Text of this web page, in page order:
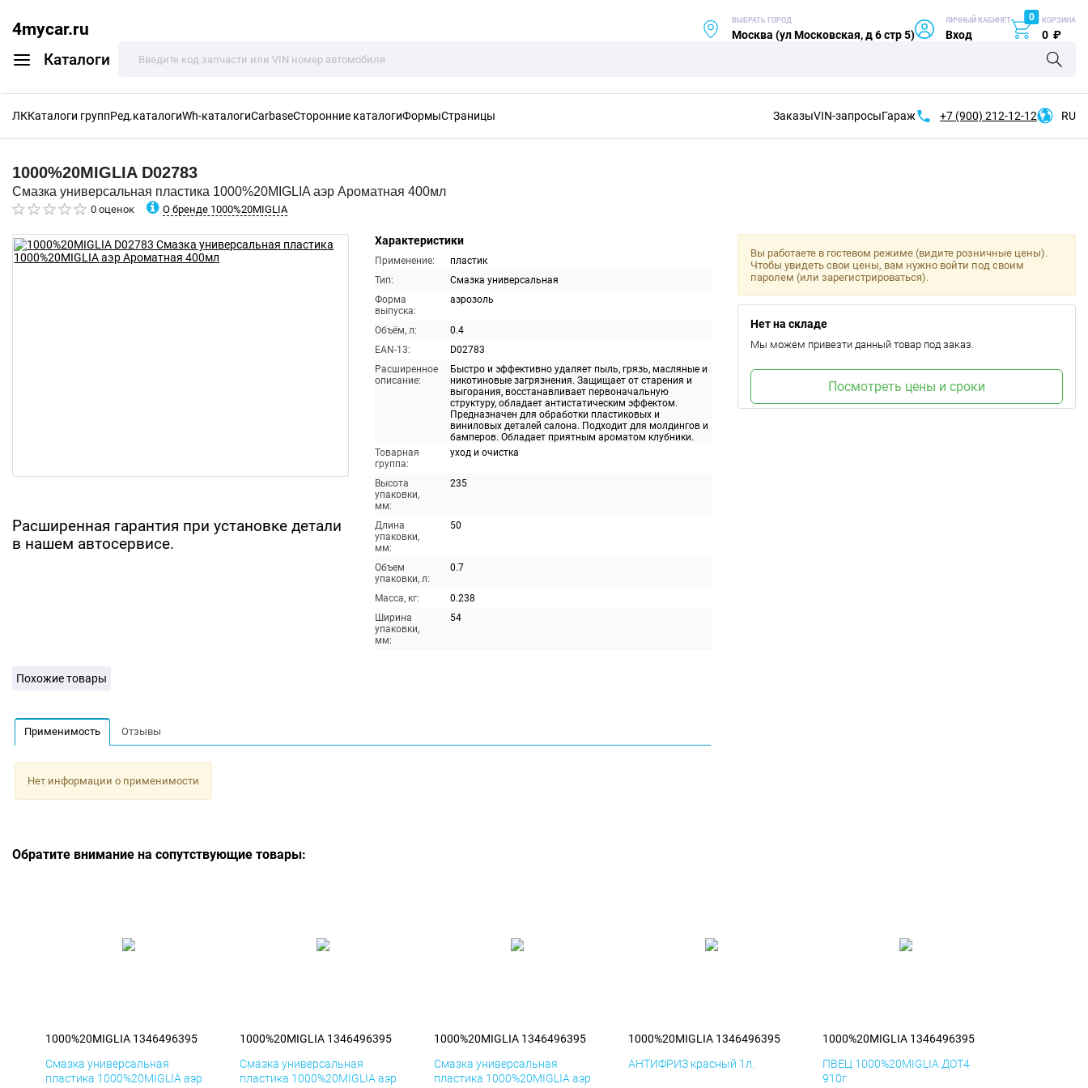
4mycar.ru
Каталоги
ВЫБРАТЬ ГОРОД
Москва (ул Московская, д 6 стр 5)
ЛИЧНЫЙ КАБИНЕТ
Вход
0 КОРЗИНА
0 ₽
ЛККаталоги группРед.каталогиWh-каталогиCarbaseСторонние каталогиФормыСтраницы ЗаказыVIN-запросыГараж +7 (900) 212-12-12 RU
1000%20MIGLIA D02783
Смазка универсальная пластика 1000%20MIGLIA аэр Ароматная 400мл
0 оценок О бренде 1000%20MIGLIA
Расширенная гарантия при установке детали
в нашем автосервисе.
Характеристики
Применение:
пластик
Тип:
Смазка универсальная
Форма
выпуска:
аэрозоль
Объём, л:
0.4
EAN-13:
D02783
Расширенное
описание:
Быстро и эффективно удаляет пыль, грязь, масляные и
никотиновые загрязнения. Защищает от старения и
выгорания, восстанавливает первоначальную
структуру, обладает антистатическим эффектом.
Предназначен для обработки пластиковых и
виниловых деталей салона. Подходит для молдингов и
бамперов. Обладает приятным ароматом клубники.
Товарная
группа:
уход и очистка
Высота
упаковки,
мм:
235
Длина
упаковки,
мм:
50
Объем
упаковки, л:
0.7
Масса, кг:
0.238
Ширина
упаковки,
мм:
54
Вы работаете в гостевом режиме (видите розничные цены).
Чтобы увидеть свои цены, вам нужно войти под своим
паролем (или зарегистрироваться).
Нет на складе
Мы можем привезти данный товар под заказ.
Посмотреть цены и сроки
Похожие товары
Применимость Отзывы
Нет информации о применимости
Обратите внимание на сопутствующие товары:
1000%20MIGLIA 1346496395
Смазка универсальная
пластика 1000%20MIGLIA аэр
1000%20MIGLIA 1346496395
Смазка универсальная
пластика 1000%20MIGLIA аэр
1000%20MIGLIA 1346496395
Смазка универсальная
пластика 1000%20MIGLIA аэр
1000%20MIGLIA 1346496395
АНТИФРИЗ красный 1л.
1000%20MIGLIA 1346496395
ПВЕЦ 1000%20MIGLIA ДОТ4
910г